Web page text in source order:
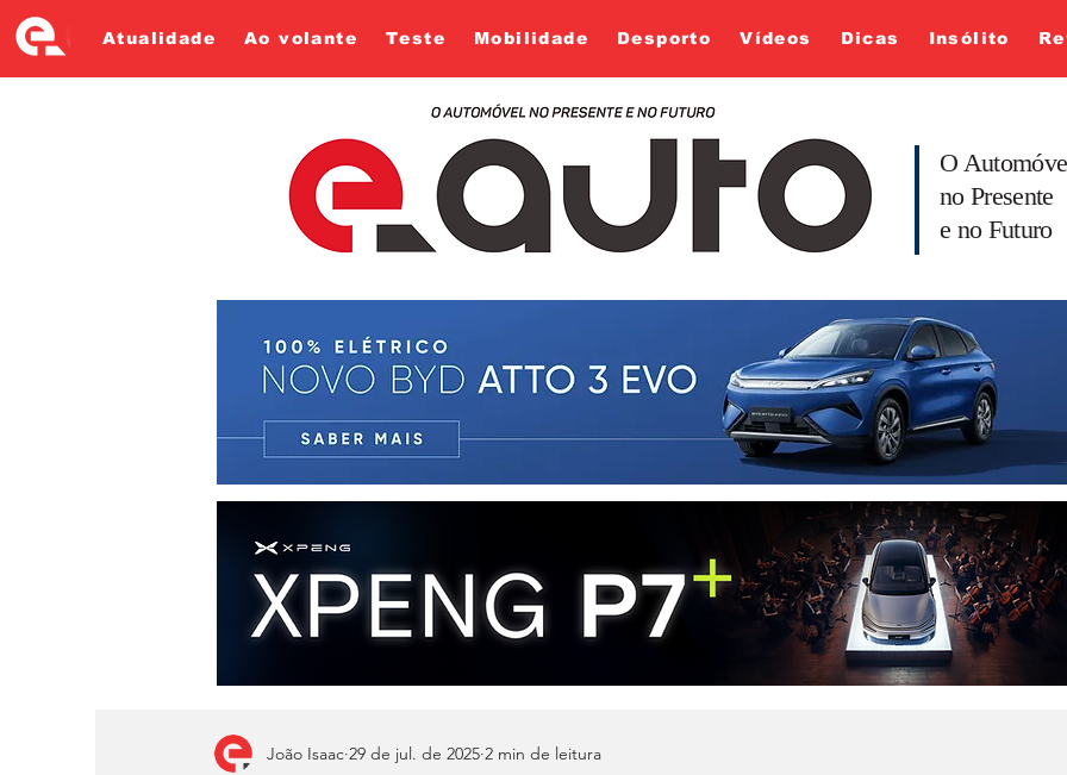
Atualidade Ao volante Teste Mobilidade Desporto Vídeos Dicas Insólito
O
no Presente
e no Futuro
João Isaac 29 de jul. de 2025 2 min de leitura